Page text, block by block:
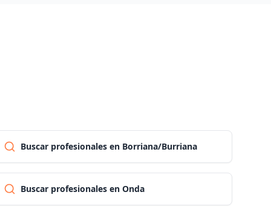
Sevilla
Buscar profesionales en Borriana/Burriana
Buscar profesionales en Onda